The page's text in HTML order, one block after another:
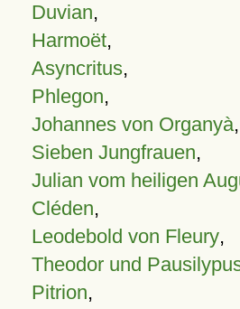
Duvian,
Harmoët,
Asyncritus,
Phlegon,
Johannes von Organyà,
Sieben Jungfrauen,
Julian vom heiligen
Cléden,
Leodebold von Fleury,
Theodor und
Pitrion,